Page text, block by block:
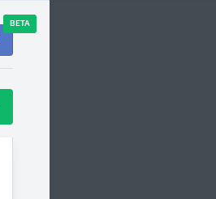
BETA